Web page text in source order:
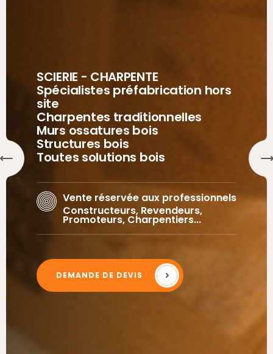
SCIERIE - CHARPENTE
Spécialistes préfabrication hors
site
Charpentes traditionnelles
Murs ossatures bois
Structures bois
Toutes solutions bois
Vente réservée aux professionnels
Constructeurs, Revendeurs,
Promoteurs, Charpentiers...
DEMANDE DE DEVIS